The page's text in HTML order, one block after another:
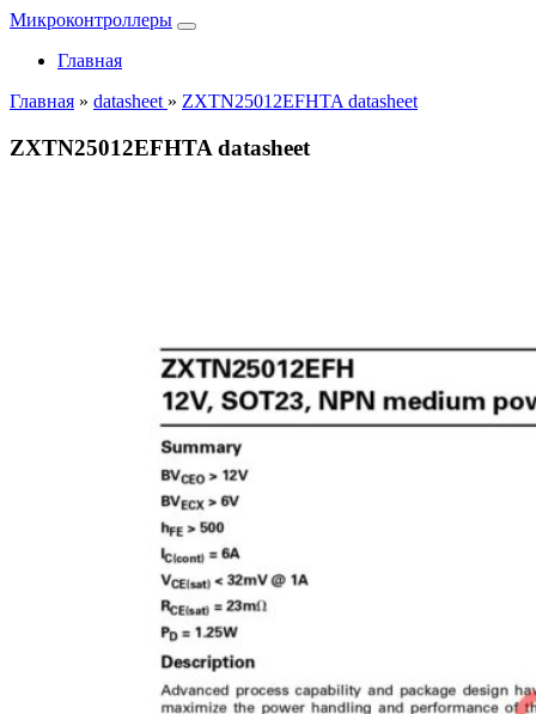
Микроконтроллеры
Главная
Главная » datasheet » ZXTN25012EFHTA datasheet
ZXTN25012EFHTA datasheet